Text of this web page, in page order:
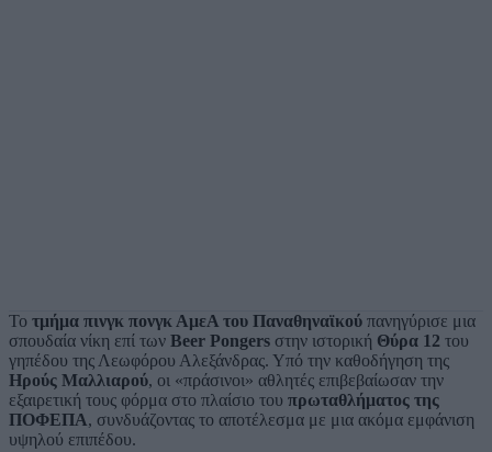
Το τμήμα πινγκ πονγκ ΑμεΑ του Παναθηναϊκού πανηγύρισε μια
σπουδαία νίκη επί των Beer Pongers στην ιστορική Θύρα 12 του
γηπέδου της Λεωφόρου Αλεξάνδρας. Υπό την καθοδήγηση της
Ηρούς Μαλλιαρού, οι «πράσινοι» αθλητές επιβεβαίωσαν την
εξαιρετική τους φόρμα στο πλαίσιο του πρωταθλήματος της
ΠΟΦΕΠΑ, συνδυάζοντας το αποτέλεσμα με μια ακόμα εμφάνιση
υψηλού επιπέδου.